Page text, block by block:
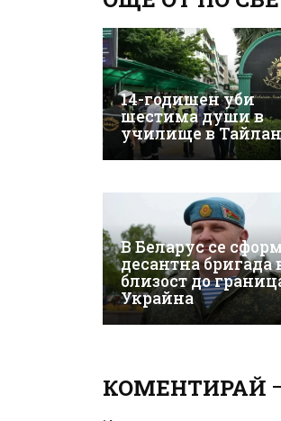
14-годишен уби
шестима души в
училище в
В Беларус се
десантна бригада
близост до
Украйна
КОМЕНТИРАЙ